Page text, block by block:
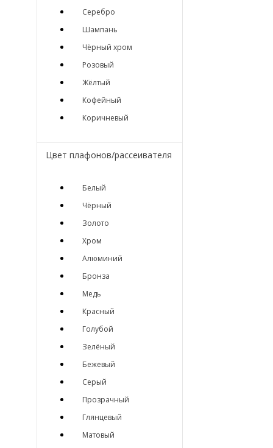
Серебро
Шампань
Чёрный хром
Розовый
Жёлтый
Кофейный
Коричневый
Цвет плафонов/рассеивателя
Белый
Чёрный
Золото
Хром
Алюминий
Бронза
Медь
Красный
Голубой
Зелёный
Бежевый
Серый
Прозрачный
Глянцевый
Матовый